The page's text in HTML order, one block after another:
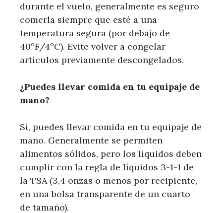
durante el vuelo, generalmente es seguro
comerla siempre que esté a una
temperatura segura (por debajo de
40°F/4°C). Evite volver a congelar
artículos previamente descongelados.
¿Puedes llevar comida en tu equipaje de
mano?
Sí, puedes llevar comida en tu equipaje de
mano. Generalmente se permiten
alimentos sólidos, pero los líquidos deben
cumplir con la regla de líquidos 3-1-1 de
la TSA (3,4 onzas o menos por recipiente,
en una bolsa transparente de un cuarto
de tamaño).